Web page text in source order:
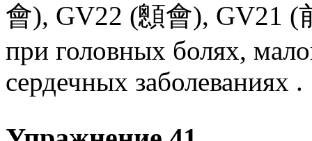
會), GV22 (顖會), GV21 (
при головных болях,
сердечных заболеваниях .